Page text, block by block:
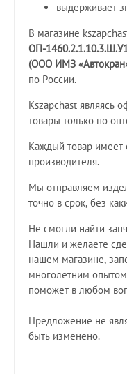
выдерживает
В магазине
ОП-
(ООО ИМЗ
по России.
Kszapchast являясь
товары только по
Каждый товар имеет
производителя.
Мы отправляем
точно в срок, без
Не смогли найти
Нашли и желаете
нашем магазине,
многолетним
поможет в любом
Предложение не
быть изменено.